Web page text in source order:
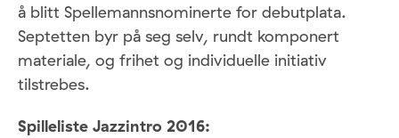
å blitt Spellemannsnominerte for debutplata.
Septetten byr på seg selv, rundt komponert
materiale, og frihet og individuelle initiativ
tilstrebes.
Spilleliste Jazzintro 2016: